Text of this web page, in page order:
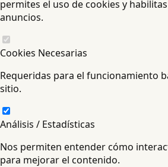
permites el uso de cookies y
anuncios.
Cookies Necesarias
Requeridas para el funcionamiento
sitio.
Análisis / Estadísticas
Nos permiten entender cómo
para mejorar el contenido.